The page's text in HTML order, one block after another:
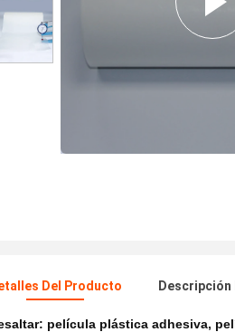
Del Producto
película plástica adhesiva,